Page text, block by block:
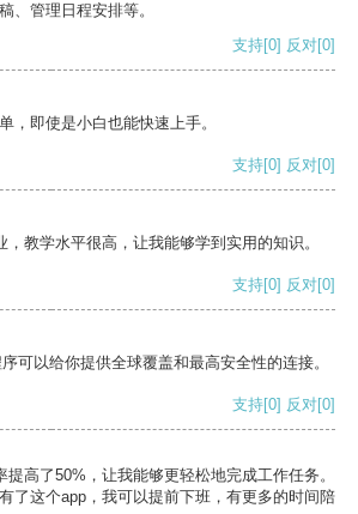
、管理日程安排等。
支持[0] 反对[0]
，即使是小白也能快速上手。
支持[0] 反对[0]
教学水平很高，让我能够学到实用的知识。
支持[0] 反对[0]
可以给你提供全球覆盖和最高安全性的连接。
支持[0] 反对[0]
高了50%，让我能够更轻松地完成工作任务。
了这个app，我可以提前下班，有更多的时间陪